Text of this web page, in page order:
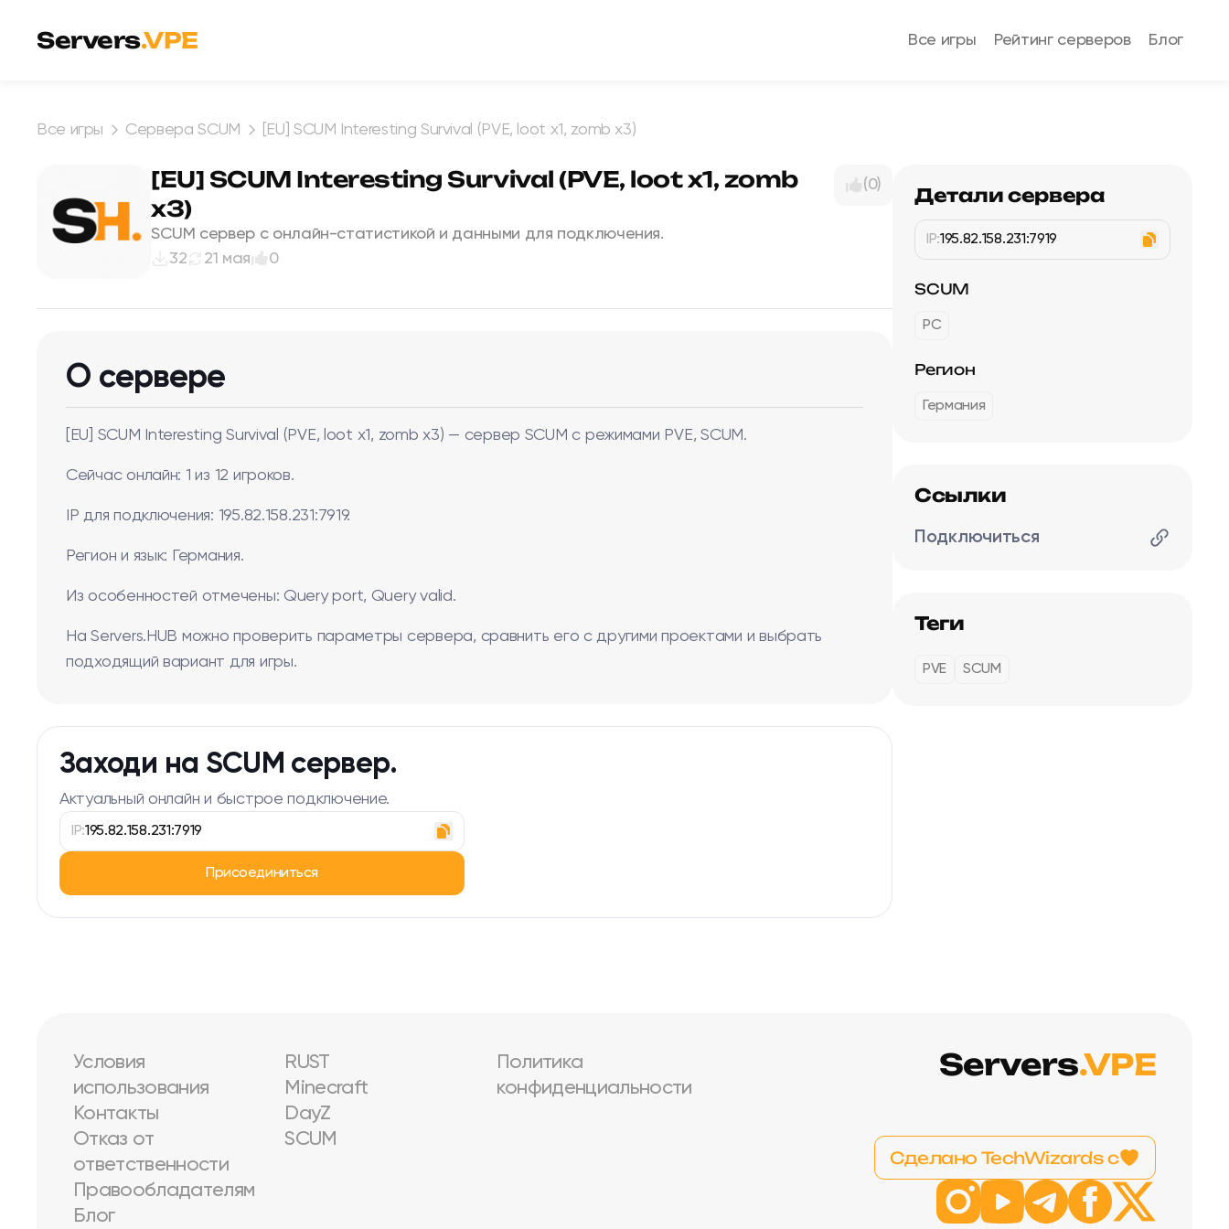
Servers.VPE Все игры Рейтинг серверов Блог
Все игры Сервера SCUM [EU] SCUM Interesting Survival (PVE, loot x1, zomb x3)
[EU] SCUM Interesting Survival (PVE, loot x1, zomb
x3)
SCUM сервер с онлайн-статистикой и данными для подключения.
32
21 мая 0
(0)
О сервере
[EU] SCUM Interesting Survival (PVE, loot x1, zomb x3) — сервер SCUM с режимами PVE, SCUM.
Сейчас онлайн: 1 из 12 игроков.
IP для подключения: 195.82.158.231:7919.
Регион и язык: Германия.
Из особенностей отмечены: Query port, Query valid.
На Servers.HUB можно проверить параметры сервера, сравнить его с другими проектами и выбрать
подходящий вариант для игры.
Заходи на SCUM сервер.
Актуальный онлайн и быстрое подключение.
IP:195.82.158.231:7919
Присоединиться
Детали сервера
IP:195.82.158.231:7919
SCUM
PC
Регион
Германия
Ссылки
Подключиться
Теги
PVE SCUM
Условия
использования
Контакты
Отказ от
ответственности
Правообладателям
Блог
RUST
Minecraft
DayZ
SCUM
Политика
конфиденциальности
Servers.VPE
Сделано TechWizards с